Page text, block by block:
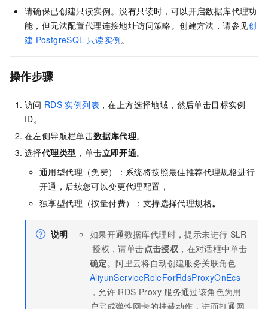
请确保已创建只读实例。没有只读时，可以开启数据库代理功
能，但无法配置代理连接地址访问策略。创建方法，请参见创
建 PostgreSQL 只读实例。
操作步骤
访问 RDS 实例列表 ，在上方选择地域，然后单击目标实例
ID。
在左侧导航栏单击数据库代理。
选择代理类型 ，单击立即开通。
通用型代理（免费）：系统将按照最佳推荐代理规格进行
开通，后续您可以变更代理配置，
独享型代理（按量付费）：支持选择代理规格。
说明 如果开通数据库代理时，提示未进行 SLR
授权，请单击点击授权 ，在对话框中单击
确定 。阿里云将自动创建服务关联角色
AliyunServiceRoleForRdsProxyOnEcs
，允许 RDS Proxy 服务通过该角色为用
户完成弹性网卡的挂载动作，进而打通网